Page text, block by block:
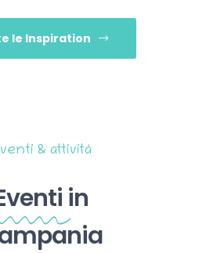
le Inspiration
& attività
in